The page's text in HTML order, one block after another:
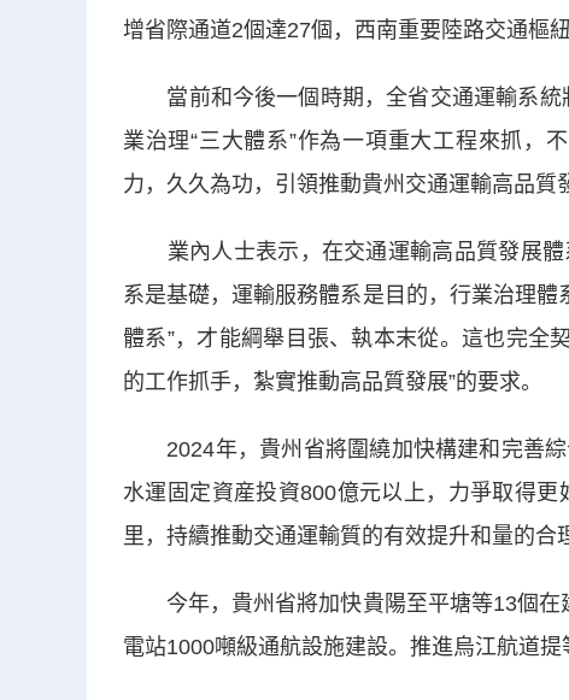
增省際通道2個達27個，西南重要陸路交通樞
當前和今後一個時期，全省交通運輸系統
業治理“三大體系”作為一項重大工程來抓，
力，久久為功，引領推動貴州交通運輸高品質
業內人士表示，在交通運輸高品質發展體
系是基礎，運輸服務體系是目的，行業治理
體系”，才能綱舉目張、執本末從。這也完全
的工作抓手，紮實推動高品質發展”的要求。
2024年，貴州省將圍繞加快構建和完善綜
水運固定資産投資800億元以上，力爭取得
里，持續推動交通運輸質的有效提升和量的合
今年，貴州省將加快貴陽至平塘等13個在
電站1000噸級通航設施建設。推進烏江航道